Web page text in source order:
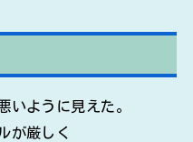
いように見えた。
が厳しく